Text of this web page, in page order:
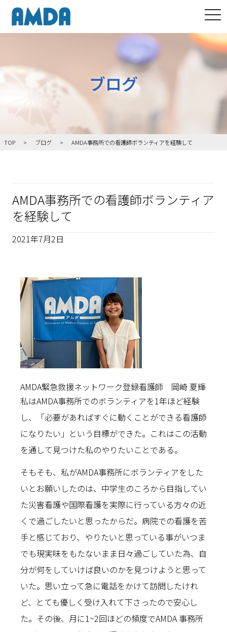
ブログ
TOP ブログ AMDA事務所での看護師ボランティアを経験して
AMDA事務所での看護師ボランティア
を経験して
2021年7月2日
AMDA緊急救援ネットワーク登録看護師 岡崎 夏輝
私はAMDA事務所でのボランティアを1年ほど経験
し、「必要があればすぐに動くことができる看護師
になりたい」という目標ができた。これはこの活動
を通して見つけた私のやりたいことである。
そもそも、私がAMDA事務所にボランティアをした
いとお願いしたのは、中学生のころから目指してい
た災害看護や国際看護を実際に行っている方々の近
くで過ごしたいと思ったからだ。病院での看護を苦
手と感じており、やりたいと思っている事がいつま
でも現実味をもたないまま日々過ごしていた為、自
分が何をしていけば良いのかを見つけようと思って
いた。思い立って急に電話をかけて訪問したけれ
ど、とても優しく受け入れて下さったので安心し
た。その後、月に1~2回ほどの頻度でAMDA 事務所